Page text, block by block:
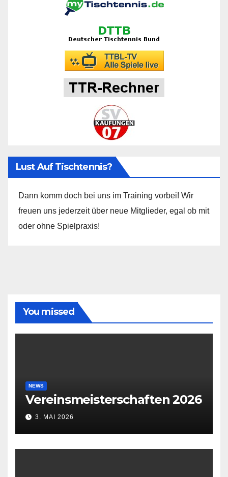
Lust Auf Tischtennis?
Dann komm doch bei uns im Training vorbei! Wir
freuen uns jederzeit über neue Mitglieder, egal ob mit
oder ohne Spielpraxis!
You missed
NEWS
Vereinsmeisterschaften 2026
3. MAI 2026